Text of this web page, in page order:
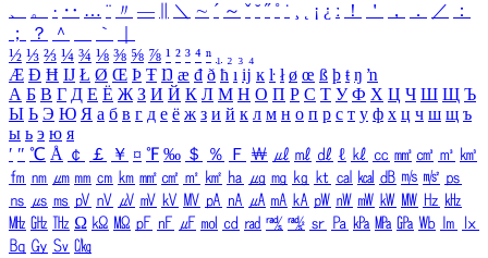
、
。 · ‥ … ¨ 〃 ― ＼ ∼ ´ ～ ˇ ˘ ˝ ˚ ˙ ¸ ¡ ¿ ː ！ ＇ ， ． ／
：
；
？ ＾ ｀
½ ⅓ ⅔ ¼ ¾ ⅛ ⅜ ⅝ ⅞ ¹ ² ³ ⁴ ⁿ ₁ ₂ ₃ ₄
Æ Ð Ħ Ĳ Ł Ø Œ Þ Ŧ Ŋ æ đ ð ħ ı ĳ ĸ ŀ ł ø œ ß þ ŧ ŋ ŉ
А Б В Г Д Е Ё Ж З И Й К Л М Н О П Р С Т У Ф Х Ц Ч Ш Щ Ъ
Ы Ь Э Ю Я а б в г д е ё ж з и й к л м н о п р с т у ф х ц ч ш щ ъ
ы ь э ю я
′ ″ ℃ Å ￠ ￡ ￥ ¤ ℉ ‰ ＄ ％ Ｆ ￦ ㎕ ㎖ ㎗ ℓ ㎘ ㏄ ㎣ ㎤ ㎥ ㎦
㎙ ㎚ ㎛ ㎜ ㎝ ㎞ ㎟ ㎠ ㎡ ㎢ ㏊ ㎍ ㎎ ㎏ ㏏ ㎈ ㎉ ㏈ ㎧ ㎨ ㎰
㎱ ㎲ ㎳ ㎴ ㎵ ㎶ ㎷ ㎸ ㎹ ㎀ ㎁ ㎂ ㎃ ㎄ ㎺ ㎻ ㎽ ㎾ ㎿ ㎐ ㎑
㎒ ㎓ ㎔ Ω ㏀ ㏁ ㎊ ㎋ ㎌ ㏖ ㏅ ㎭ ㎮ ㎯ ㏛ ㎩ ㎪ ㎫ ㎬ ㏝ ㏐
㏓
㏃ ㏉ ㏜ ㏆